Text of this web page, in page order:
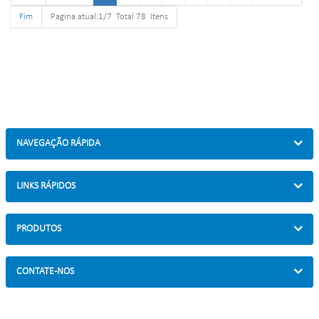
tamanho
Fim Pagina atual:1/7 Total 78 Itens
NAVEGAÇÃO RÁPIDA
LINKS RÁPIDOS
PRODUTOS
CONTATE-NOS